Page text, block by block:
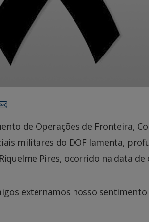
de Operações de Fronteira,
militares do DOF lamenta,
Pires, ocorrido na data de
externamos nosso sentimento